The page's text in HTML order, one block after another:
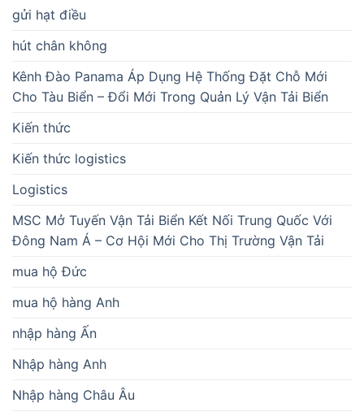
gửi hạt điều
hút chân không
Kênh Đào Panama Áp Dụng Hệ Thống Đặt Chỗ Mới
Cho Tàu Biển – Đổi Mới Trong Quản Lý Vận Tải Biển
Kiến thức
Kiến thức logistics
Logistics
MSC Mở Tuyến Vận Tải Biển Kết Nối Trung Quốc Với
Đông Nam Á – Cơ Hội Mới Cho Thị Trường Vận Tải
mua hộ Đức
mua hộ hàng Anh
nhập hàng Ấn
Nhập hàng Anh
Nhập hàng Châu Âu